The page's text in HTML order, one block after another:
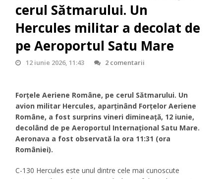
cerul Sătmarului. Un
Hercules militar a decolat de
pe Aeroportul Satu Mare
12 iunie 2026, 11:43 2 comentarii
Forțele Aeriene Române, pe cerul Sătmarului. Un
avion militar Hercules, aparținând Forțelor Aeriene
Române, a fost surprins vineri dimineață, 12 iunie,
decolând de pe Aeroportul Internațional Satu Mare.
Aeronava a fost observată la ora 11:31 (ora
României).
C-130 Hercules este unul dintre cele mai cunoscute